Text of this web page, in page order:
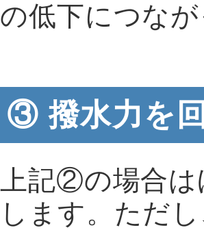
の低下につな
③ 撥水力を
上記②の場合
します。ただ